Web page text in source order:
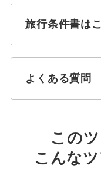
旅行条件書は
よくある質問
この
こんな